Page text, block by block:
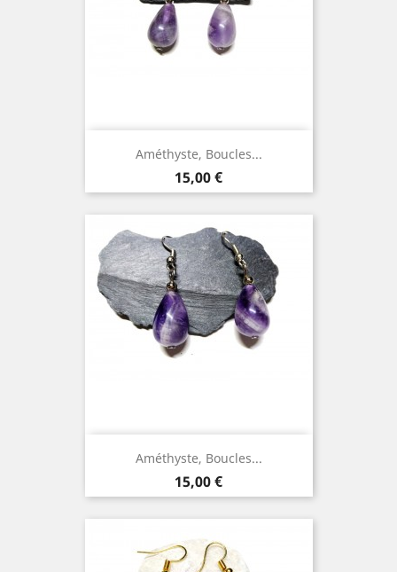
Améthyste, Boucles...
Prix
15,00 €
Améthyste, Boucles...
Prix
15,00 €